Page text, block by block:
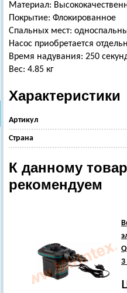
Материал:
Покрытие: Флокированное
Спальных мест:
Насос приобретается
Время надувания: 250
Вес: 4.85 кг
Характеристики
Артикул
Страна
К данному
рекомендуем
3